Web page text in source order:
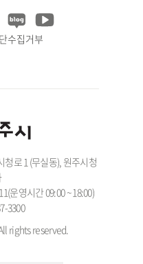
수집거부
청로 1 (무실동), 원주시청
운영시간 09:00 ~ 18:00)
3300
rights reserved.